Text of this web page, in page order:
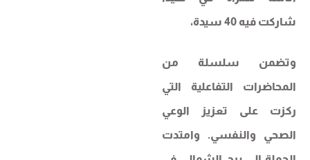
شاركت فيه 40 سيدة،
وتضمن سلسلة من
المحاضرات التفاعلية التي
ركزت على تعزيز الوعي
الصحي والنفسي. وامتدت